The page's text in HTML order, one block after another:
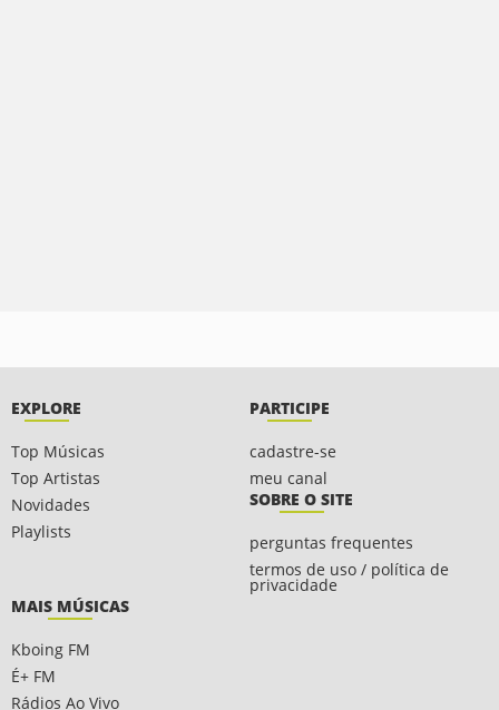
EXPLORE
Top Músicas
Top Artistas
Novidades
Playlists
PARTICIPE
cadastre-se
meu canal
SOBRE O SITE
perguntas frequentes
termos de uso / política de
privacidade
MAIS MÚSICAS
Kboing FM
É+ FM
Rádios Ao Vivo